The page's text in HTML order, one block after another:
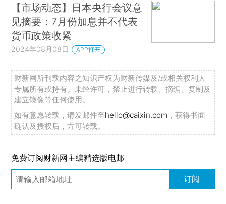
【市场动态】日本央行会议意
见摘要：7月份加息并不代表
货币政策收紧
2024年08月08日 APP打开
财新网所刊载内容之知识产权为财新传媒及/或相关权利人
专属所有或持有。未经许可，禁止进行转载、摘编、复制及
建立镜像等任何使用。
如有意愿转载，请发邮件至hello@caixin.com ，获得书面
确认及授权后，方可转载。
免费订阅财新网主编精选版电邮
订阅